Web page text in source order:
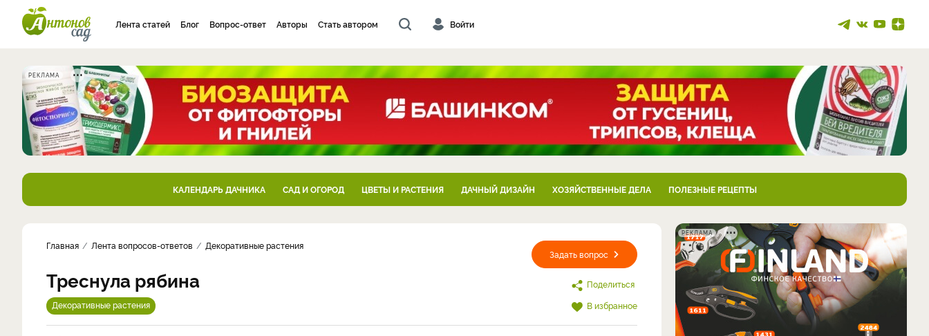
Лента статей Блог Вопрос-ответ Авторы Стать автором Войти
РЕКЛАМА
КАЛЕНДАРЬ ДАЧНИКА САД И ОГОРОД ЦВЕТЫ И РАСТЕНИЯ ДАЧНЫЙ ДИЗАЙН ХОЗЯЙСТВЕННЫЕ ДЕЛА ПОЛЕЗНЫЕ РЕЦЕПТЫ
Задать вопрос
Поделиться
В избранное
Главная Лента вопросов-ответов Декоративные растения
Треснула рябина
Декоративные растения
РЕКЛАМА